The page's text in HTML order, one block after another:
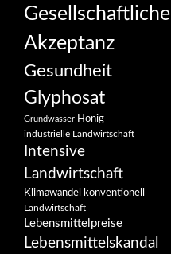
Gesellschaftliche
Akzeptanz
Gesundheit
Glyphosat
Grundwasser Honig
industrielle Landwirtschaft
Intensive
Landwirtschaft
Klimawandel konventionell
Landwirtschaft
Lebensmittelpreise
Lebensmittelskandal